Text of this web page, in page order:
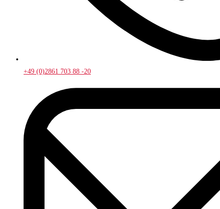
+49 (0)2861 703 88 -20